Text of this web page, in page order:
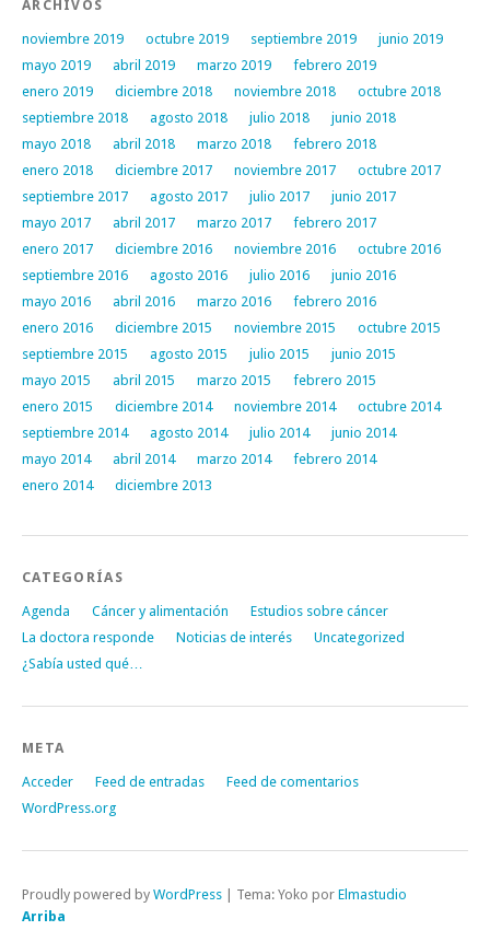
ARCHIVOS
noviembre 2019 octubre 2019 septiembre 2019
junio 2019
mayo 2019
abril 2019 marzo 2019
febrero 2019
enero 2019
diciembre 2018 noviembre 2018
octubre 2018
septiembre 2018
agosto 2018 julio 2018
junio 2018
mayo 2018
abril 2018 marzo 2018
febrero 2018
enero 2018
diciembre 2017 noviembre 2017
octubre 2017
septiembre 2017
agosto 2017 julio 2017
junio 2017
mayo 2017
abril 2017 marzo 2017
febrero 2017
enero 2017
diciembre 2016 noviembre 2016
octubre 2016
septiembre 2016
agosto 2016 julio 2016
junio 2016
mayo 2016
abril 2016 marzo 2016
febrero 2016
enero 2016
diciembre 2015 noviembre 2015
octubre 2015
septiembre 2015
agosto 2015 julio 2015
junio 2015
mayo 2015
abril 2015 marzo 2015
febrero 2015
enero 2015
diciembre 2014 noviembre 2014
octubre 2014
septiembre 2014
agosto 2014 julio 2014
junio 2014
mayo 2014
abril 2014 marzo 2014
febrero 2014
enero 2014
diciembre 2013
CATEGORÍAS
Agenda Cáncer y alimentación
Estudios sobre cáncer
La doctora responde
Noticias de interés
Uncategorized
¿Sabía usted qué…
META
Acceder Feed de entradas
Feed de comentarios
WordPress.org
Proudly powered by WordPress Tema: Yoko por Elmastudio
Arriba